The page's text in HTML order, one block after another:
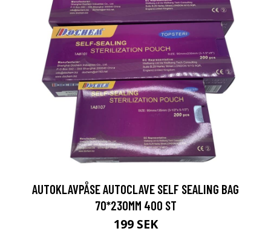
AUTOKLAVPÅSE AUTOCLAVE SELF SEALING BAG
70*230MM 400 ST
199 SEK